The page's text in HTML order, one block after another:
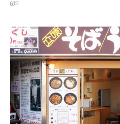
6坪